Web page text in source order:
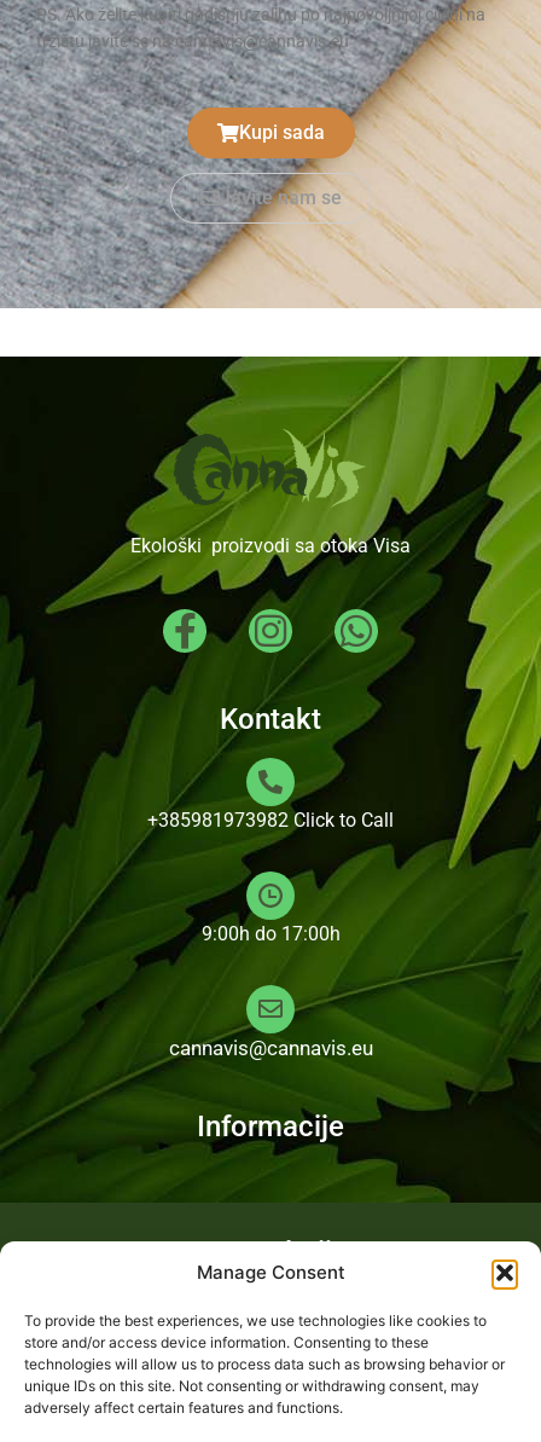
Manage Consent
To provide the best experiences, we use technologies like cookies to
store and/or access device information. Consenting to these
technologies will allow us to process data such as browsing behavior or
unique IDs on this site. Not consenting or withdrawing consent, may
adversely affect certain features and functions.
PS. Ako želite kupiti godišnju zalihu po najpovoljnijoj cijeni na
tržištu javite se na cannavis@cannavis.eu
Kupi sada
Javite nam se
Ekološki proizvodi sa otoka Visa
Kontakt
+385981973982 Click to Call
9:00h do 17:00h
cannavis@cannavis.eu
Informacije
Fotogalerija